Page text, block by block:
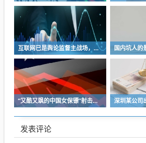
互联网已是舆论监督主战场，让我们用这五点珍惜它
“又酷又飒的中国女保镖”射击夺冠
发表评论